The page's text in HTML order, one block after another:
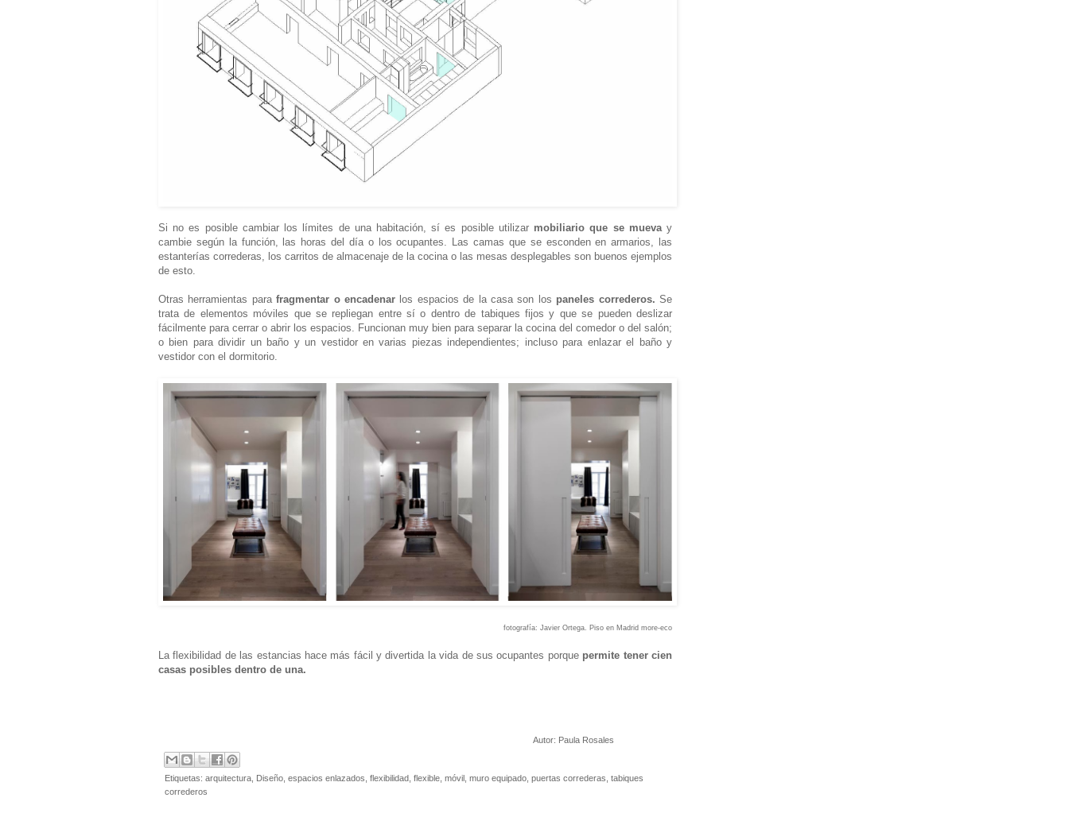
Si no es posible cambiar los límites de una habitación, sí es posible utilizar mobiliario que se muevay
cambie según la función, las horas del día o los ocupantes. Las camas que se esconden en armarios, las
estanterías correderas, los carritos de almacenaje de la cocina o las mesas desplegables son buenos ejemplos
de esto.
Otras herramientas parafragmentar o encadenar los espacios de la casa son los paneles correderos.Se
trata de elementos móviles que se repliegan entre sí o dentro de tabiques fijos y que se pueden deslizar
fácilmente para cerrar o abrir los espacios. Funcionan muy bien para separar la cocina del comedor o del salón;
o bien para dividir un baño y un vestidor en varias piezas independientes; incluso para enlazar el baño y
vestidor con el dormitorio.
fotografía: Javier Ortega. Piso en Madrid more-eco
La flexibilidad de las estancias hace más fácil y divertida la vida de sus ocupantes porque permite tener cien
casas posibles dentro de una.
Autor: Paula Rosales
Etiquetas: arquitectura Diseño espacios enlazados flexibilidad flexible móvil muro equipado puertas correderas tabiques
correderos